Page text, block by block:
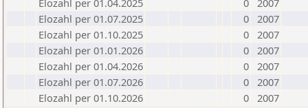
Elozahl per 01.04.2025
0 2007
Elozahl per 01.07.2025
0 2007
Elozahl per 01.10.2025
0 2007
Elozahl per 01.01.2026
0 2007
Elozahl per 01.04.2026
0 2007
Elozahl per 01.07.2026
0 2007
Elozahl per 01.10.2026
0 2007